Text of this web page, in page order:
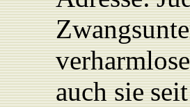
auch sie seit